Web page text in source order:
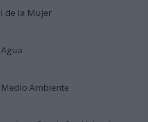
de la Mujer
Ambiente